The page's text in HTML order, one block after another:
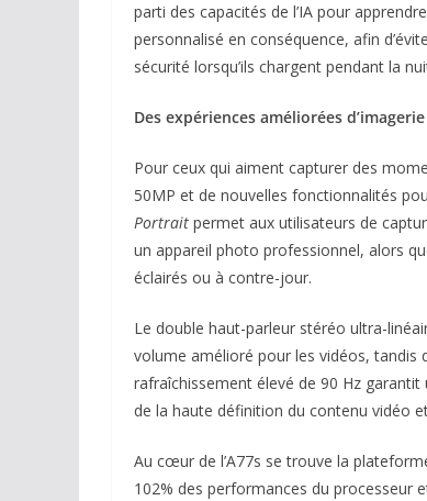
parti des capacités de l’IA pour
personnalisé en conséquence, afin
sécurité lorsqu’ils chargent pendant la
Des expériences améliorées
Pour ceux qui aiment capturer des
50MP et de nouvelles fonctionnalités
Portrait permet aux utilisateurs de
un appareil photo professionnel, alors
éclairés ou à contre-jour.
Le double haut-parleur stéréo ultra-
volume amélioré pour les vidéos, tandis
rafraîchissement élevé de 90 Hz
de la haute définition du contenu vidéo
Au cœur de l’A77s se trouve la
102% des performances du processeur